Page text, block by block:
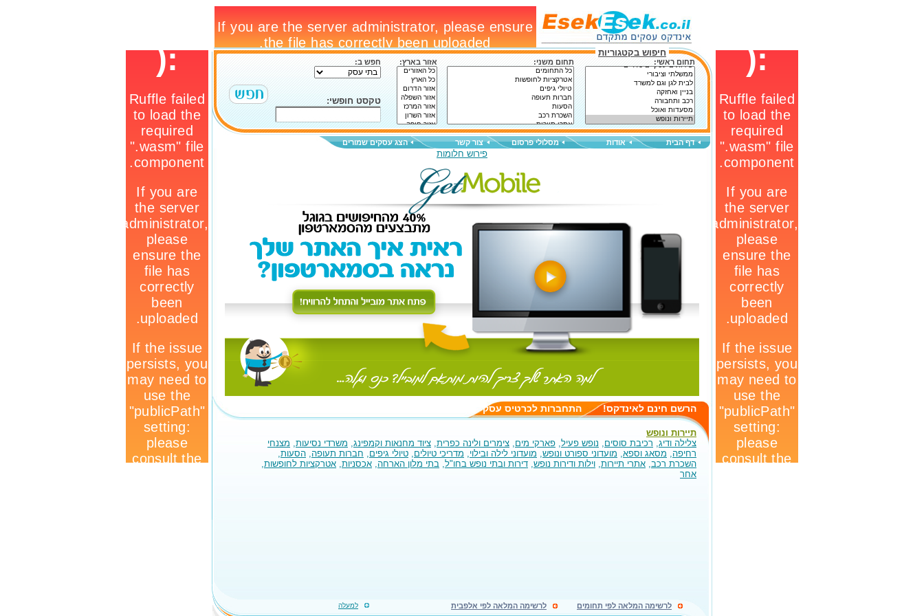
חיפוש בקטגוריות
תחום ראשי: תחום משני: אזור בארץ: חפש ב:
טקסט חופשי:
דף הבית אודות מסלולי פרסום צור קשר הצג עסקים שמורים
פירוש חלומות
הרשם חינם לאינדקס! התחברות לכרטיס עסק
תיירות ונופש
צלילה ודיג, רכיבת סוסים, נופש פעיל, פארקי מים, צימרים ולינה כפרית, ציוד מחנאות וקמפינג, משרדי נסיעות, מצנחי
רחיפה, מסאג וספא, מועדוני ספורט ונופש, מועדוני לילה ובילוי, מדריכי טיולים, טיולי גיפים, חברות תעופה, הסעות,
השכרת רכב, אתרי תיירות, וילות ודירות נופש, דירות ובתי נופש בחו"ל, בתי מלון הארחה, אכסניות, אטרקציות לחופשות,
אחר
לרשימה המלאה לפי תחומים לרשימה המלאה לפי אלפבית למעלה